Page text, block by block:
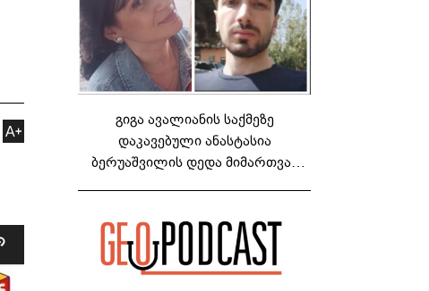
გიგა ავალიანის საქმეზე
დაკავებული ანასტასია
ბერუაშვილის დედა მიმართვას
თავს, მის მერე მე მე არ ვარ"